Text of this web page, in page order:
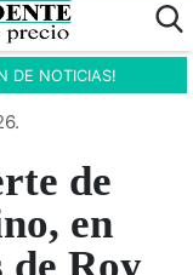
DE NOTICIAS!
de
en